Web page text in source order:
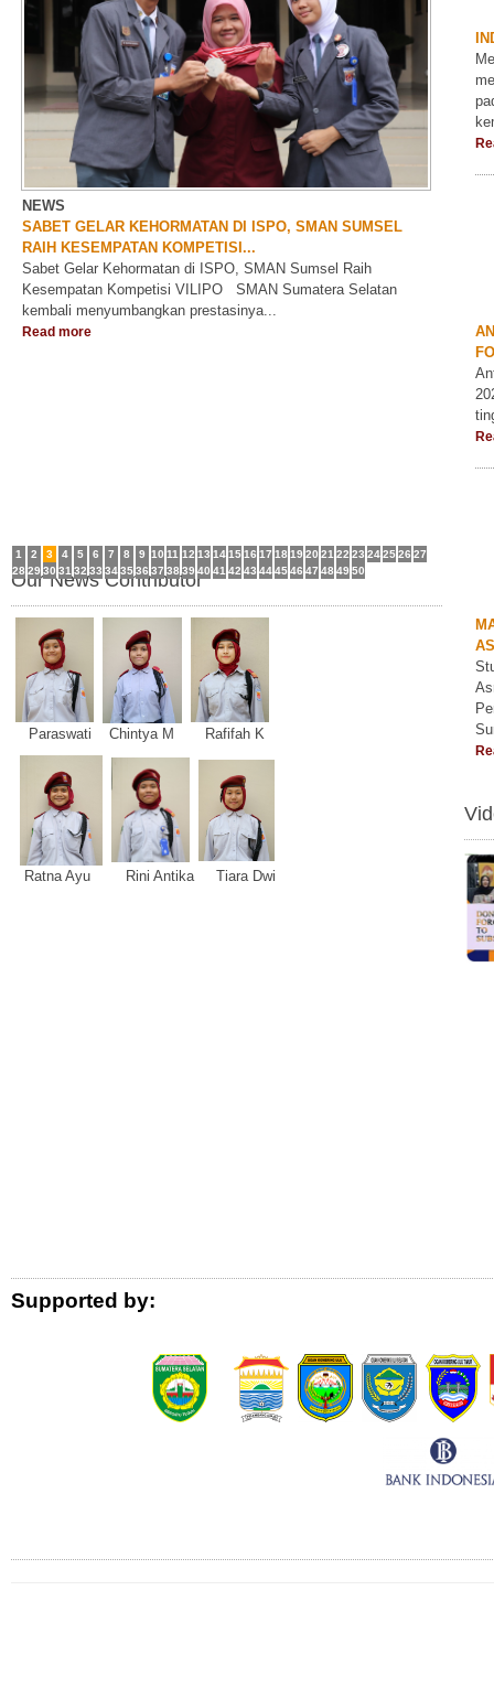
1 2 3 4 5 6 7 8 9 10 11 12 13 141516 17 18 19 20 21 22 23 242526 27
28 29 30 31 32 33 343536 37 38 39 40 41 42 43 444546 47 48 49 50
NEWS
SABET GELAR KEHORMATAN DI ISPO, SMAN SUMSEL
RAIH KESEMPATAN KOMPETISI...
Sabet Gelar Kehormatan di ISPO, SMAN Sumsel Raih
Kesempatan Kompetisi VILIPO SMAN Sumatera Selatan
kembali menyumbangkan prestasinya...
Read more
Our News Contributor
Paraswati Chintya M Rafifah K
Ratna Ayu Rini Antika Tiara Dwi
Supported by: